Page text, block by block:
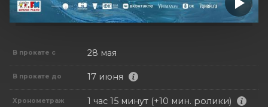
В прокате с 28 мая
В прокате до 17 июня
Хронометраж 1 час 15 минут (+10 мин. ролики)